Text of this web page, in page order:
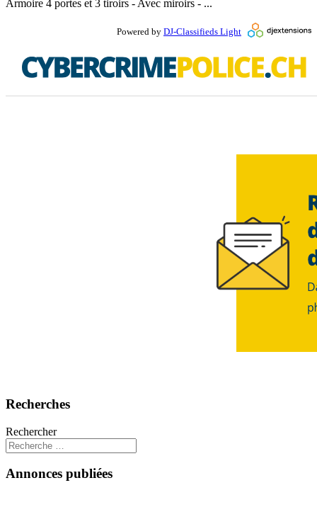
Armoire 4 portes et 3 tiroirs - Avec miroirs - ...
Powered by DJ-Classifieds Light
Recherches
Rechercher
Annonces publiées